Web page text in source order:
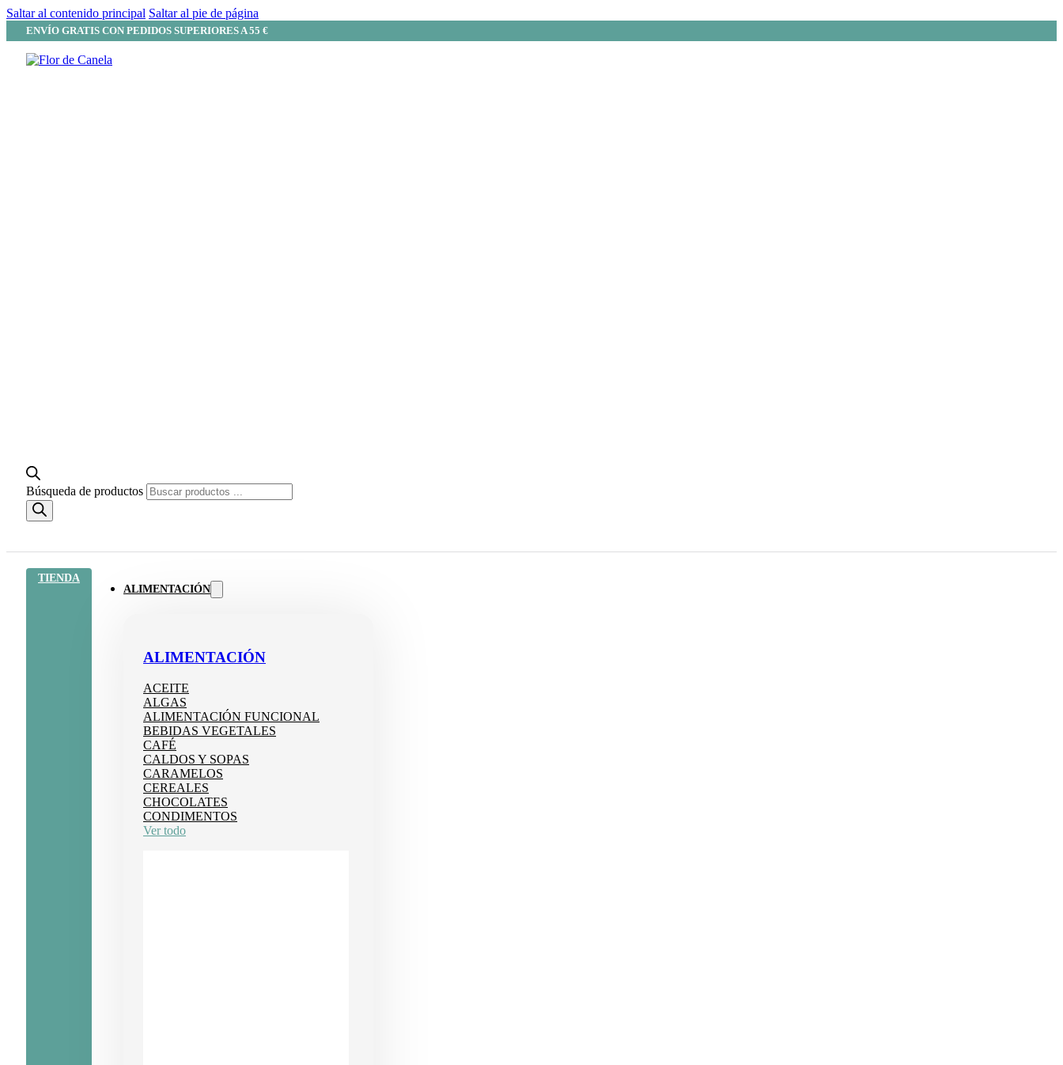
Saltar al contenido principal Saltar al pie de página
ENVÍO GRATIS CON PEDIDOS SUPERIORES A 55 €
Búsqueda de productos
TIENDA
ALIMENTACIÓN
ALIMENTACIÓN
ACEITE
ALGAS
ALIMENTACIÓN FUNCIONAL
BEBIDAS VEGETALES
CAFÉ
CALDOS Y SOPAS
CARAMELOS
CEREALES
CHOCOLATES
CONDIMENTOS
Ver todo